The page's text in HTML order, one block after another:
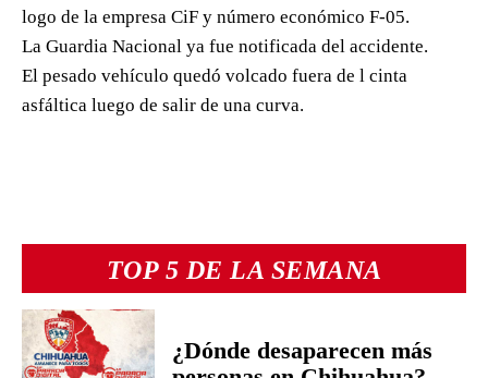
TOP 5 DE LA SEMANA
¿Dónde desaparecen más
logo de la empresa CiF y número económico F-05.
La Guardia Nacional ya fue notificada del accidente.
El pesado vehículo quedó volcado fuera de l cinta
asfáltica luego de salir de una curva.